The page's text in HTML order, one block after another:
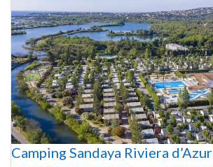
Camping Sandaya Riviera d’Azur